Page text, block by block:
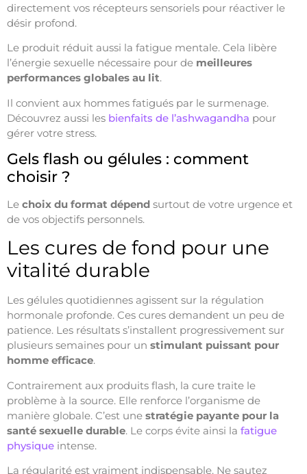
directement vos récepteurs sensoriels pour réactiver le
désir profond.
Le produit réduit aussi la fatigue mentale. Cela libère
l’énergie sexuelle nécessaire pour de meilleures
performances globales au lit.
Il convient aux hommes fatigués par le surmenage.
Découvrez aussi les bienfaits de l’ashwagandha pour
gérer votre stress.
Gels flash ou gélules : comment
choisir ?
Le choix du format dépend surtout de votre urgence et
de vos objectifs personnels.
Les cures de fond pour une
vitalité durable
Les gélules quotidiennes agissent sur la régulation
hormonale profonde. Ces cures demandent un peu de
patience. Les résultats s’installent progressivement sur
plusieurs semaines pour un stimulant puissant pour
homme efficace.
Contrairement aux produits flash, la cure traite le
problème à la source. Elle renforce l’organisme de
manière globale. C’est une stratégie payante pour la
santé sexuelle durable. Le corps évite ainsi la fatigue
physique intense.
La régularité est vraiment indispensable. Ne sautez